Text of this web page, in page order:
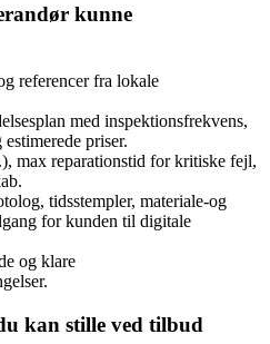
kunne
referencer fra lokale
med inspektionsfrekvens,
priser.
max reparationstid for kritiske fejl,
tidsstempler, materiale‑og
for kunden til digitale
og klare
kan stille ved tilbud